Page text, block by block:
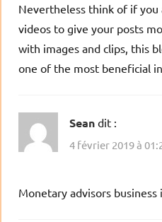
Nevertheless think of if you
videos to give your posts
with images and clips, this
one of the most beneficial
Sean dit :
4 février 2019 à
Monetary advisors